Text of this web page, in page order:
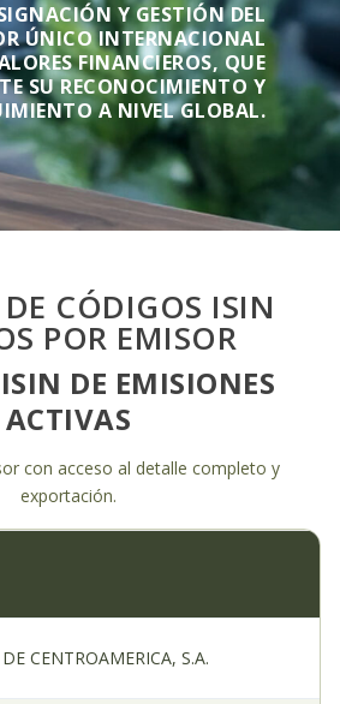
Y GESTIÓN DEL
ÚNICO INTERNACIONAL
FINANCIEROS, QUE
SU RECONOCIMIENTO Y
A NIVEL GLOBAL.
CÓDIGOS ISIN
POR EMISOR
DE EMISIONES
ACTIVAS
con acceso al detalle completo y
exportación.
CENTROAMERICA, S.A.